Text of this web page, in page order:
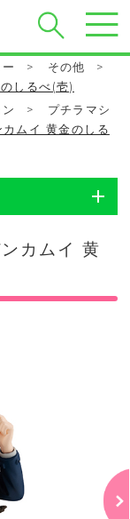
> その他
>
しるべ(壱)
>
プチラマシ
ムイ 黄金のしる
カムイ 黄